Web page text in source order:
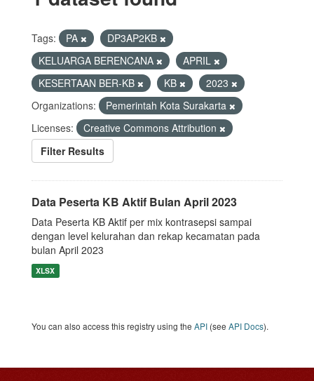
Tags: PA
DP3AP2KB
KELUARGA BERENCANA
APRIL
KESERTAAN BER-KB
KB
2023
Organizations:
Pemerintah Kota Surakarta
Licenses:
Creative Commons Attribution
Filter Results
Data Peserta KB Aktif Bulan April 2023
Data Peserta KB Aktif per mix kontrasepsi sampai
dengan level kelurahan dan rekap kecamatan pada
bulan April 2023
XLSX
You can also access this registry using the API (see API Docs).